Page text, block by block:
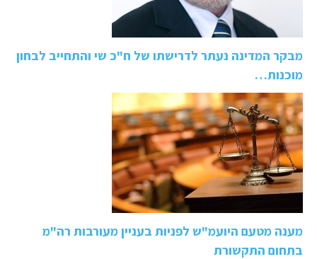
מבקר המדינה נעתר לדרישתו של ח"כ שי והתחייב לבחון
מוכנות…
מענה מטעם היועמ"ש לפניות בעניין מעורבות רה"מ
בתחום התקשורת